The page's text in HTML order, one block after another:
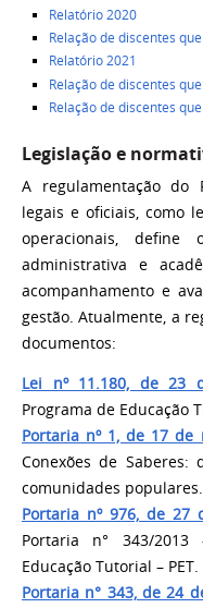
Relatório 2020
Relação de discentes
Relatório 2021
Relação de discentes
Relação de discentes
Legislação e
A regulamentação do
legais e oficiais, como
operacionais, define
administrativa e
acompanhamento e
gestão. Atualmente, a
documentos:
Lei nº 11.180, de 23
Programa de Educação
Portaria nº 1, de 17 de
Conexões de
comunidades populares.
Portaria nº 976, de 27
Portaria n° 343/
Educação Tutorial – PET.
Portaria n° 343, de 24